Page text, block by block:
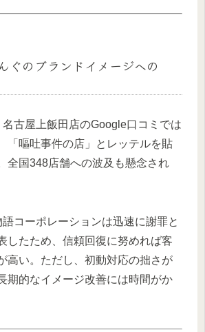
ぐのブランドイメージへの
名古屋上飯田店のGoogle口コミでは
「嘔吐事件の店」とレッテルを貼
全国348店舗への波及も懸念され
語コーポレーションは迅速に謝罪と
したため、信頼回復に努めれば客
高い。ただし、初動対応の拙さが
期的なイメージ改善には時間がか